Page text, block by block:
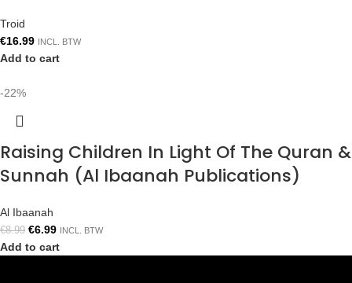
Troid
€16.99 INCL. BTW
Add to cart
-22%
Raising Children In Light Of The Quran &
Sunnah (Al Ibaanah Publications)
Al Ibaanah
€8.99 €6.99 INCL. BTW
Add to cart